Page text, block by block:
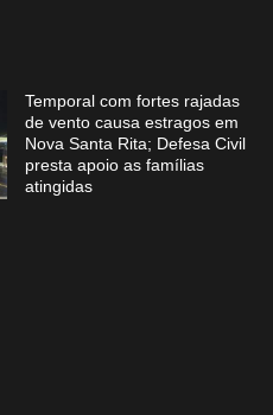
Temporal com fortes rajadas
de vento causa estragos em
Nova Santa Rita; Defesa Civil
presta apoio as famílias
atingidas